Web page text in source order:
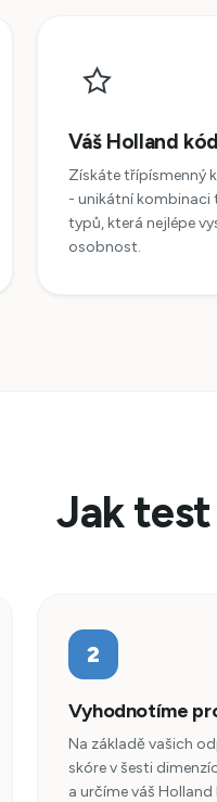
Váš Holland kód
Získáte třípísmenný
- unikátní
typů, která nejlépe
osobnost.
Jak
2
Vyhodnotíme
Na základě vašich
skóre v šesti
a určíme váš Holland